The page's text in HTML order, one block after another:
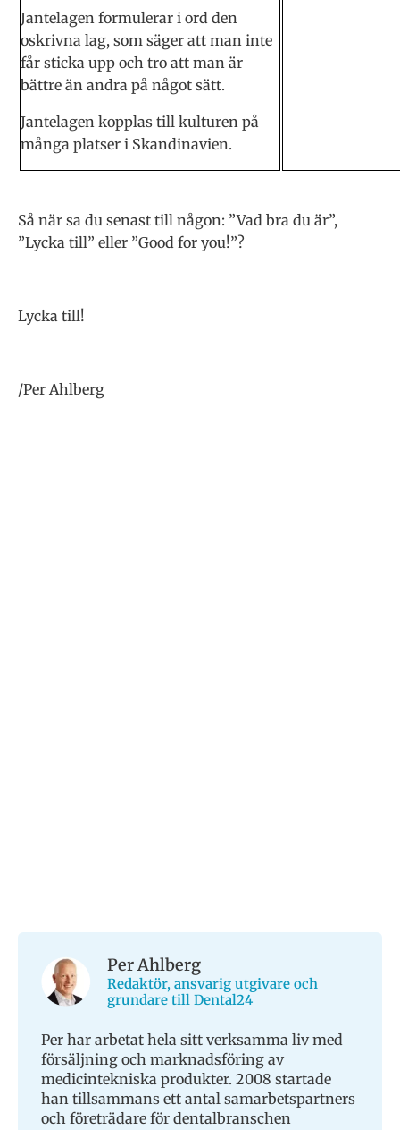
Jantelagen formulerar i ord den
oskrivna lag, som säger att man inte
får sticka upp och tro att man är
bättre än andra på något sätt.
Jantelagen kopplas till kulturen på
många platser i Skandinavien.
Så när sa du senast till någon: ”Vad bra du är”,
”Lycka till” eller ”Good for you!”?
Lycka till!
/Per Ahlberg
Per Ahlberg
Redaktör, ansvarig utgivare och
grundare till Dental24
Per har arbetat hela sitt verksamma liv med
försäljning och marknadsföring av
medicintekniska produkter. 2008 startade
han tillsammans ett antal samarbetspartners
och företrädare för dentalbranschen